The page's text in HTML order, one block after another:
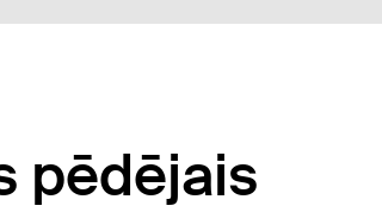
pēdējais